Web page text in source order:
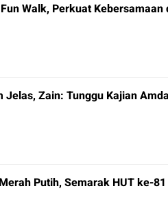
Walk, Perkuat Kebersamaan
Jelas, Zain: Tunggu Kajian
Putih, Semarak HUT ke-81